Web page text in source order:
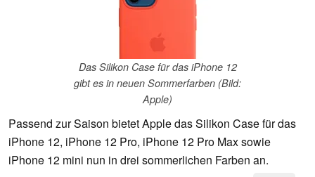
Das Silikon Case für das iPhone 12
gibt es in neuen Sommerfarben (Bild:
Apple)
Passend zur Saison bietet Apple das Silikon Case für das
iPhone 12, iPhone 12 Pro, iPhone 12 Pro Max sowie
iPhone 12 mini nun in drei sommerlichen Farben an.